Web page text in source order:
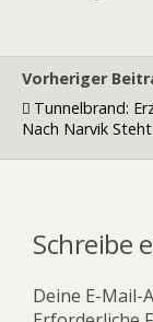
Vorheriger
Tunnelbrand:
Nach Narvik
Schreibe
Deine E-Mail-